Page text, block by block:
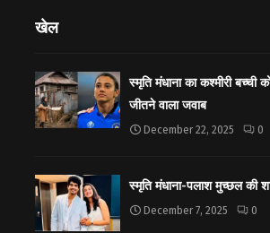
खेल
स्मृति मंधाना का कश्मीरी बच्ची
जीतने वाला जवाब
December 22, 2025 0
स्मृति मंधाना-पलाश मुच्छल की
December 7, 2025 0